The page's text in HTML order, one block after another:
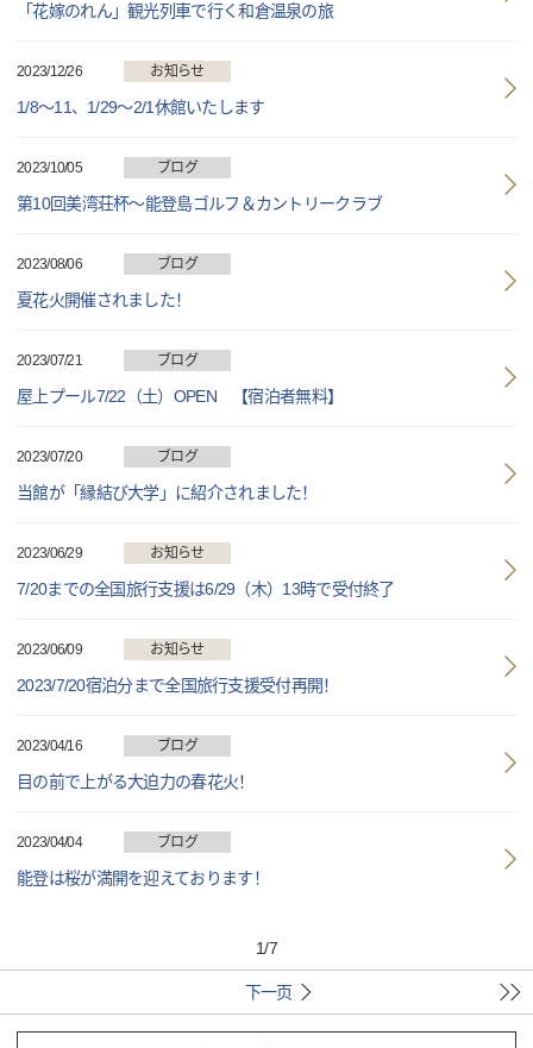
「花嫁のれん」観光列車で行く和倉温泉の旅
2023/12/26 お知らせ
1/8～11、1/29～2/1休館いたします
2023/10/05 ブログ
第10回美湾荘杯～能登島ゴルフ＆カントリークラブ
2023/08/06 ブログ
夏花火開催されました！
2023/07/21 ブログ
屋上プール7/22（土）OPEN 【宿泊者無料】
2023/07/20 ブログ
当館が「縁結び大学」に紹介されました！
2023/06/29 お知らせ
7/20までの全国旅行支援は6/29（木）13時で受付終了
2023/06/09 お知らせ
2023/7/20宿泊分まで全国旅行支援受付再開！
2023/04/16 ブログ
目の前で上がる大迫力の春花火！
2023/04/04 ブログ
能登は桜が満開を迎えております！
1/7
下一页